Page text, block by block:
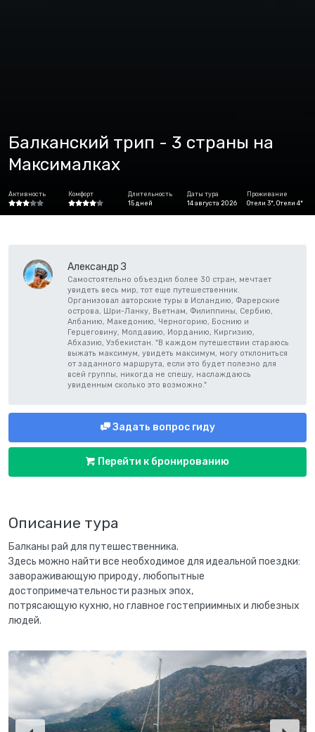
Балканский трип - 3 страны на
Максималках
Активность Комфорт
Длительность
15 дней
Даты тура
14 августа 2026
Проживание
Отели 3*, Отели 4*
Описание тура
Балканы рай для путешественника.
Здесь можно найти все необходимое для идеальной поездки:
завораживающую природу, любопытные
достопримечательности разных эпох,
потрясающую кухню, но главное гостеприимных и любезных
людей.
Александр З
Самостоятельно объездил более 30 стран, мечтает
увидеть весь мир, тот еще путешественник.
Организовал авторские туры в Исландию, Фарерские
острова, Шри-Ланку, Вьетнам, Филиппины, Сербию,
Албанию, Македонию, Черногорию, Боснию и
Герцеговину, Молдавию, Иорданию, Киргизию,
Абхазию, Узбекистан. "В каждом путешествии стараюсь
выжать максимум, увидеть максимум, могу отклониться
от заданного маршрута, если это будет полезно для
всей группы, никогда не спешу, наслаждаюсь
увиденным сколько это возможно."
Задать вопрос гиду
Перейти к бронированию